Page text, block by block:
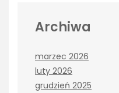
Archiwa
marzec 2026
luty 2026
grudzień 2025